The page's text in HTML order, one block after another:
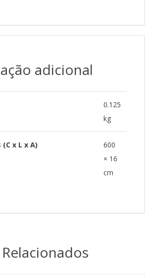
adicional
0.125
kg
x L x A)
600
× 16
cm